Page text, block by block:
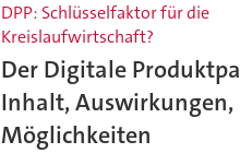
DPP: Schlüsselfaktor für die
Kreislaufwirtschaft?
Der Digitale
Inhalt, Auswirkungen,
Möglichkeiten